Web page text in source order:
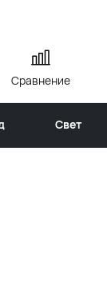
Сравнение
Свет